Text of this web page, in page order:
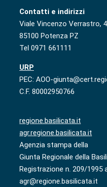
Contatti e indirizzi
Viale Vincenzo Verrastro, 4
85100 Potenza PZ
Tel 0971 661111
URP
PEC: AOO-
C.F. 80002950766
regione.basilicata.it
agr.regione.basilicata.it
Agenzia stampa della
Giunta Regionale della
Registrazione n. 209/1995
agr@regione.basilicata.it